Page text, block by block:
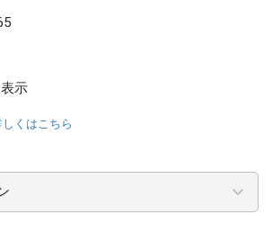
示
くはこちら